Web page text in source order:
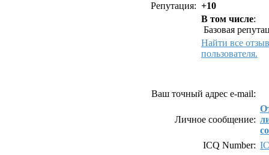
Репутация: +10
В том числе:
Базовая
Найти все
пользователя.
Ваш точный адрес e-mail:
Личное сообщение:
ICQ Number: